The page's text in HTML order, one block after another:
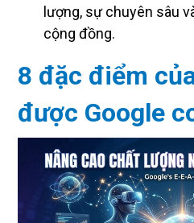
lượng, sự chuyên sâu
cộng đồng.
8 đặc điểm
được Google